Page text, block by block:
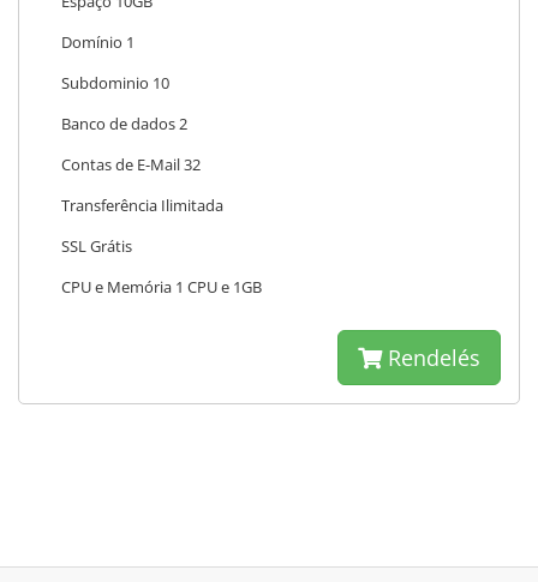
Domínio 1
Subdominio 10
Banco de dados 2
Contas de E-Mail 32
Transferência Ilimitada
SSL Grátis
CPU e Memória 1 CPU e 1GB
Rendelés